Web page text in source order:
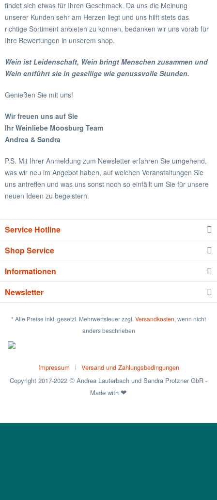
findet sich etwas für Ihren Geschmack. Da uns die Meinung
unserer Kunden sehr am Herzen liegt und uns hilft stets das
richtige Sortiment anbieten zu können, bedanken wir uns vorab für
Ihre Bewertungen in unserem shop.
Wein ist Leidenschaft, Wein bringt Menschen zusammen und
Wein entführt sie in gesellige wie genussvolle Stunden.
Genießen Sie mit uns!
Wir freuen uns auf Sie
Ihr Weinliebe Moosburg Team
Andrea & Sandra
P.S. Mit Ihrer Anmeldung zum Newsletter erfahren Sie umgehend,
was wir neu im Angebot haben, auf welchen Veranstaltungen Sie
uns antreffen und was uns sonst noch so einfällt um Sie für unsere
neuen Ideen zu begeistern.
Service Hotline
Shop Service
Informationen
Newsletter
* Alle Preise inkl. gesetzl. Mehrwertsteuer zzgl. Versandkosten, wenn nicht
anders beschrieben
Impressum
Versand und Zahlungsbedingungen
Copyright 2017-2022 © Andrea Lauterbach und Sandra Protzner GbR -
Made with ❤